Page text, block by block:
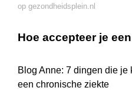
op gezondheidsplein.nl
Hoe accepteer je
Blog Anne: 7 dingen die je
een chronische ziekte